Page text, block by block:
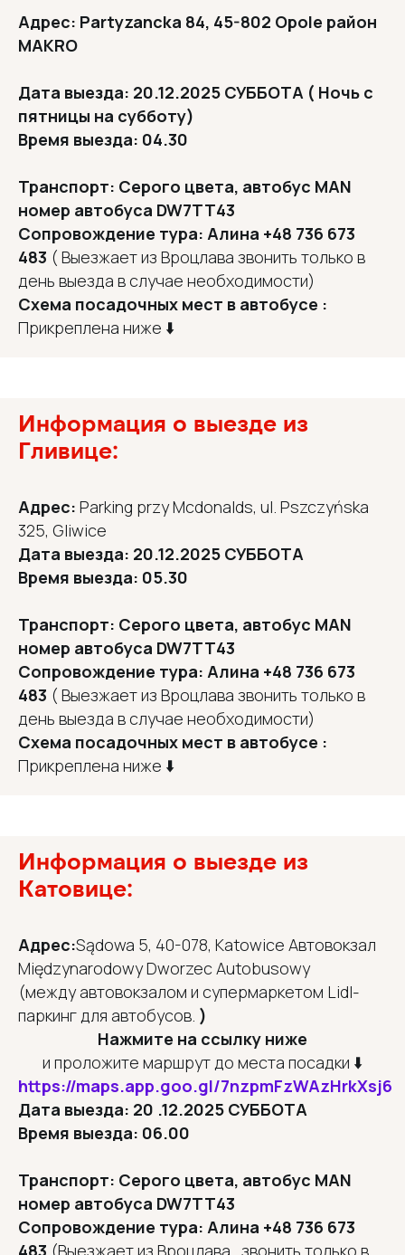
Адрес: Partyzancka 84, 45-802 Opole район
MAKRO
Дата выезда: 20.12.2025 СУББОТА ( Ночь с
пятницы на субботу)
Время выезда: 04.30
Транспорт: Cерого цвета, автобус MAN
номер автобуса DW7TT43
Сопровождение тура: Алина +48 736 673
483 ( Выезжает из Вроцлава звонить только в
день выезда в случае необходимости)
Схема посадочных мест в автобусе :
Прикреплена ниже ⬇️
Информация о выезде из
Гливице:
Адрес: Parking przy Mcdonalds, ul. Pszczyńska
325, Gliwice
Дата выезда: 20.12.2025 СУББОТА
Время выезда: 05.30
Транспорт: Cерого цвета, автобус MAN
номер автобуса DW7TT43
Сопровождение тура: Алина +48 736 673
483 ( Выезжает из Вроцлава звонить только в
день выезда в случае необходимости)
Схема посадочных мест в автобусе :
Прикреплена ниже ⬇️
Информация о выезде из
Катовице:
Адрес:Sądowa 5, 40-078, Katowice Автовокзал
Międzynarodowy Dworzec Autobusowy
(между автовокзалом и супермаркетом Lidl-
паркинг для автобусов. )
Нажмите на ссылку ниже
и проложите маршрут до места посадки ⬇️
https://maps.app.goo.gl/7nzpmFzWAzHrkXsj6
Дата выезда: 20 .12.2025 СУББОТА
Время выезда: 06.00
Транспорт: Cерого цвета, автобус MAN
номер автобуса DW7TT43
Сопровождение тура: Алина +48 736 673
483 (Выезжает из Вроцлава , звонить только в